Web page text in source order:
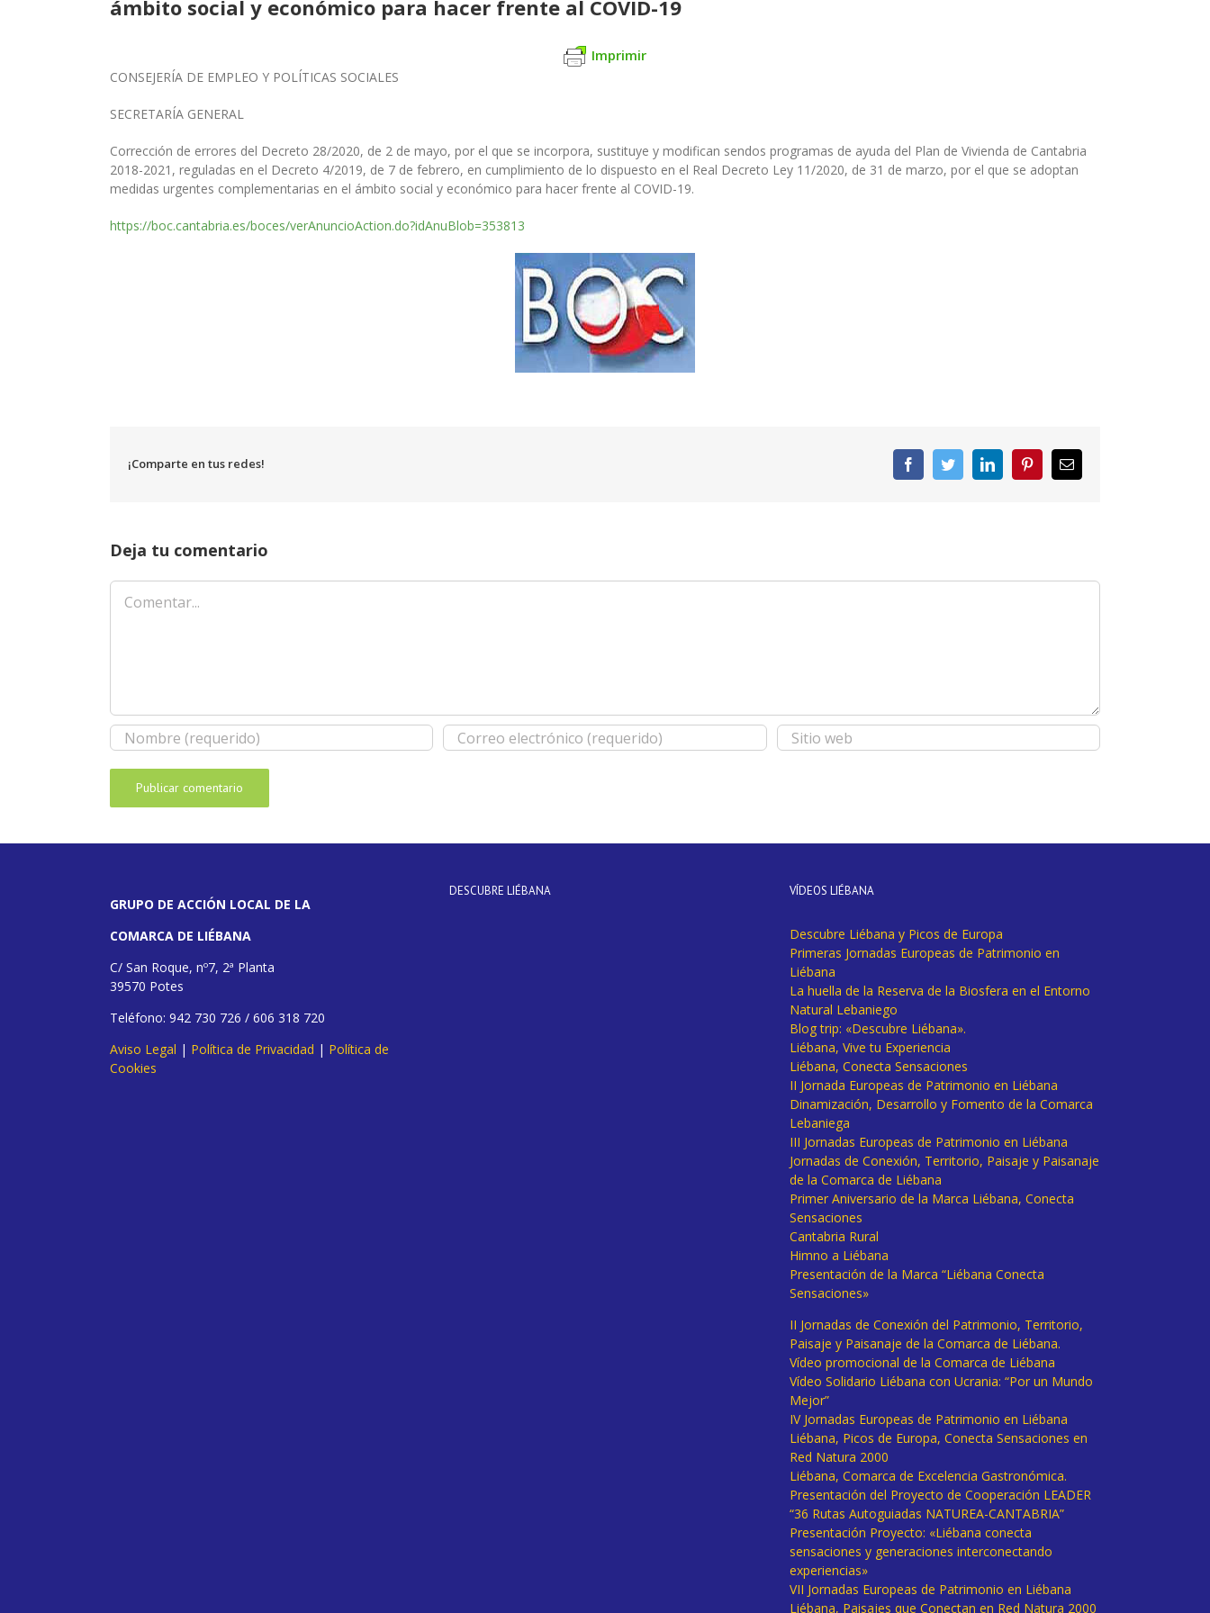
ámbito social y económico para hacer frente al COVID-19
Imprimir
CONSEJERÍA DE EMPLEO Y POLÍTICAS SOCIALES
SECRETARÍA GENERAL
Corrección de errores del Decreto 28/2020, de 2 de mayo, por el que se incorpora, sustituye y modifican sendos programas de ayuda del Plan de Vivienda de Cantabria
2018-2021, reguladas en el Decreto 4/2019, de 7 de febrero, en cumplimiento de lo dispuesto en el Real Decreto Ley 11/2020, de 31 de marzo, por el que se adoptan
medidas urgentes complementarias en el ámbito social y económico para hacer frente al COVID-19.
https://boc.cantabria.es/boces/verAnuncioAction.do?idAnuBlob=353813
¡Comparte en tus redes! FacebookTwitterLinkedInPinterestCorreo
electrónico
Deja tu comentario
Comentar
GRUPO DE ACCIÓN LOCAL DE LA
COMARCA DE LIÉBANA
C/ San Roque, nº7, 2ª Planta
39570 Potes
Teléfono: 942 730 726 / 606 318 720
Aviso Legal | Política de Privacidad | Política de
Cookies
DESCUBRE LIÉBANA VÍDEOS LIÉBANA
Descubre Liébana y Picos de Europa
Primeras Jornadas Europeas de Patrimonio en
Liébana
La huella de la Reserva de la Biosfera en el Entorno
Natural Lebaniego
Blog trip: «Descubre Liébana».
Liébana, Vive tu Experiencia
Liébana, Conecta Sensaciones
II Jornada Europeas de Patrimonio en Liébana
Dinamización, Desarrollo y Fomento de la Comarca
Lebaniega
III Jornadas Europeas de Patrimonio en Liébana
Jornadas de Conexión, Territorio, Paisaje y Paisanaje
de la Comarca de Liébana
Primer Aniversario de la Marca Liébana, Conecta
Sensaciones
Cantabria Rural
Himno a Liébana
Presentación de la Marca “Liébana Conecta
Sensaciones»
II Jornadas de Conexión del Patrimonio, Territorio,
Paisaje y Paisanaje de la Comarca de Liébana.
Vídeo promocional de la Comarca de Liébana
Vídeo Solidario Liébana con Ucrania: “Por un Mundo
Mejor”
IV Jornadas Europeas de Patrimonio en Liébana
Liébana, Picos de Europa, Conecta Sensaciones en
Red Natura 2000
Liébana, Comarca de Excelencia Gastronómica.
Presentación del Proyecto de Cooperación LEADER
“36 Rutas Autoguiadas NATUREA-CANTABRIA”
Presentación Proyecto: «Liébana conecta
sensaciones y generaciones interconectando
experiencias»
VII Jornadas Europeas de Patrimonio en Liébana
Liébana, Paisajes que Conectan en Red Natura 2000